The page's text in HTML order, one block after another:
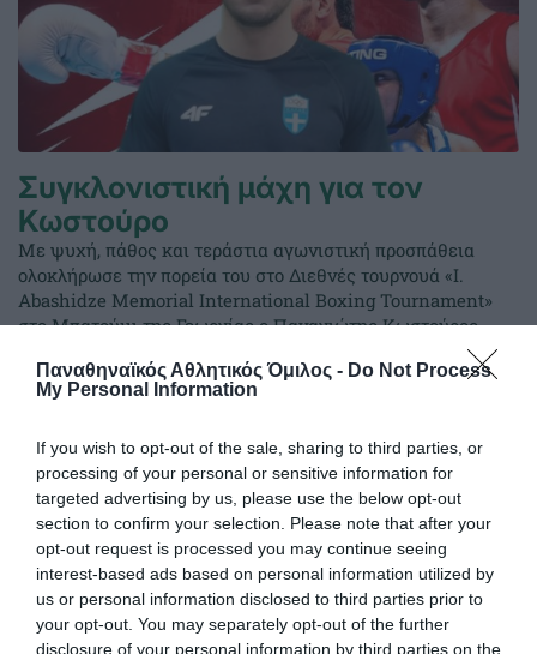
Παναθηναϊκός Αθλητικός Όμιλος - Do Not Process
My Personal Information
If you wish to opt-out of the sale, sharing to third parties, or
processing of your personal or sensitive information for
targeted advertising by us, please use the below opt-out
section to confirm your selection. Please note that after your
opt-out request is processed you may continue seeing
interest-based ads based on personal information utilized by
us or personal information disclosed to third parties prior to
your opt-out. You may separately opt-out of the further
disclosure of your personal information by third parties on the
Συγκλονιστική μάχη για τον
Κωστούρο
Με ψυχή, πάθος και τεράστια αγωνιστική προσπάθεια
ολοκλήρωσε την πορεία του στο Διεθνές τουρνουά «I.
Abashidze Memorial International Boxing Tournament»
στο Μπατούμι της Γεωργίας ο Παναγιώτης Κωστούρος,
εκπροσωπώντας επάξια τα ελληνικά χρώματα απέναντι σε
έναν από τους πιο έμπειρους και διακεκριμένους αθλητές
της κατηγορίας.
26.05.2026 ΠΥΓΜΑΧΙΑ